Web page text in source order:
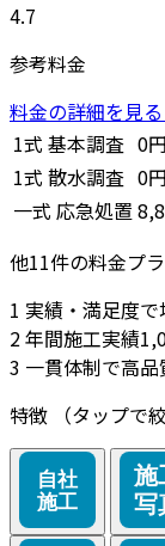
4.7
参考料金
料金の詳細を見
1式 基本調査 0
1式 散水調査 0
一式 応急処置
他11件の料金プ
1 実績・満足度で
2年間施工実績
3 一貫体制で高
特徴
（タップで